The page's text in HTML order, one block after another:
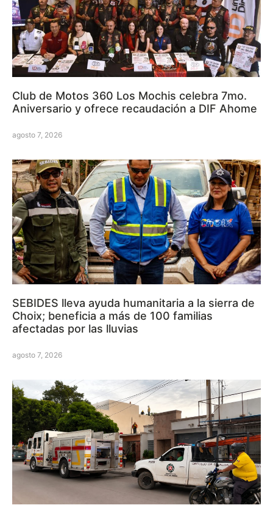
Club de Motos 360 Los Mochis celebra 7mo.
Aniversario y ofrece recaudación a DIF Ahome
agosto 7, 2026
SEBIDES lleva ayuda humanitaria a la sierra de
Choix; beneficia a más de 100 familias
afectadas por las lluvias
agosto 7, 2026